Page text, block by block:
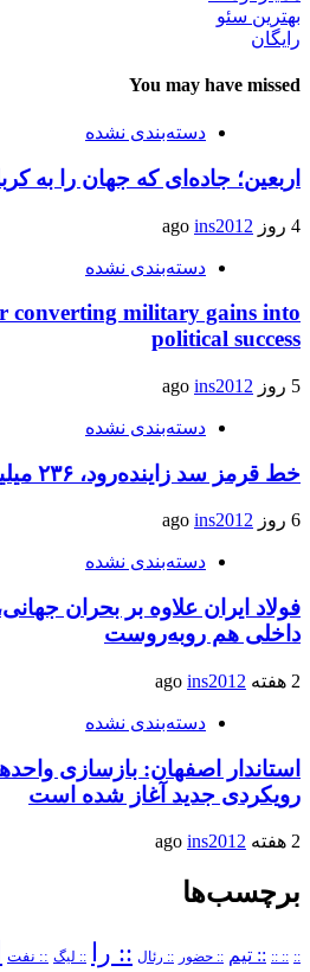
بهترین سئو
رایگان
You may have missed
دسته‌بندی نشده
اربعین؛ جاده‌ای که جهان را به
4 روز ago ins2012
دسته‌بندی نشده
converting military gains into
political success
5 روز ago ins2012
دسته‌بندی نشده
خط قرمز سد زاینده‌رود، ۲۳۶ میلیون مترمکعب است
6 روز ago ins2012
دسته‌بندی نشده
فولاد ایران علاوه بر بحران
داخلی هم روبه‌روست
2 هفته ago ins2012
دسته‌بندی نشده
استاندار اصفهان: بازسازی
رویکردی جدید آغاز شده است
2 هفته ago ins2012
برچسب‌ها
::
:: :: :: تیم :: حضور :: رئال :: را :: لیگ :: نفت